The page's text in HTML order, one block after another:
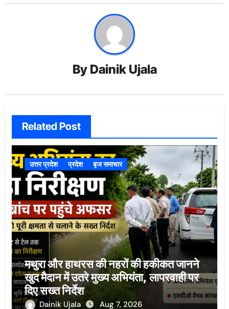
By Dainik Ujala
Related Post
उत्तर प्रदेश प्रदेश बृज समाचार
मथुरा और हाथरस की नहरों की हकीकत जानने
खुद मैदान में उतरे मुख्य अभियंता, लापरवाही पर
दिए सख्त निर्देश
Dainik Ujala Aug 7, 2026